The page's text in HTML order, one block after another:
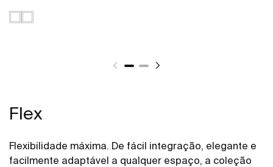
Flex
Flexibilidade máxima. De fácil integração, elegante e
facilmente adaptável a qualquer espaço, a coleção